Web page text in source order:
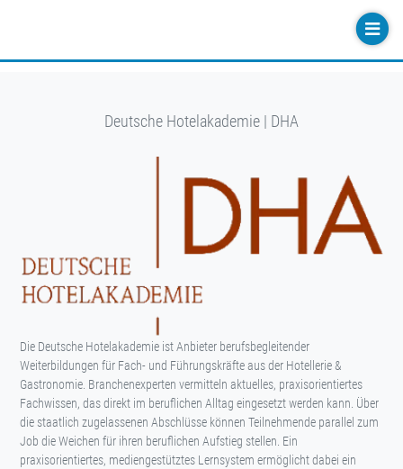
Deutsche Hotelakademie | DHA
Die Deutsche Hotelakademie ist Anbieter berufsbegleitender
Weiterbildungen für Fach- und Führungskräfte aus der Hotellerie &
Gastronomie. Branchenexperten vermitteln aktuelles, praxisorientiertes
Fachwissen, das direkt im beruflichen Alltag eingesetzt werden kann. Über
die staatlich zugelassenen Abschlüsse können Teilnehmende parallel zum
Job die Weichen für ihren beruflichen Aufstieg stellen. Ein
praxisorientiertes, mediengestütztes Lernsystem ermöglicht dabei ein